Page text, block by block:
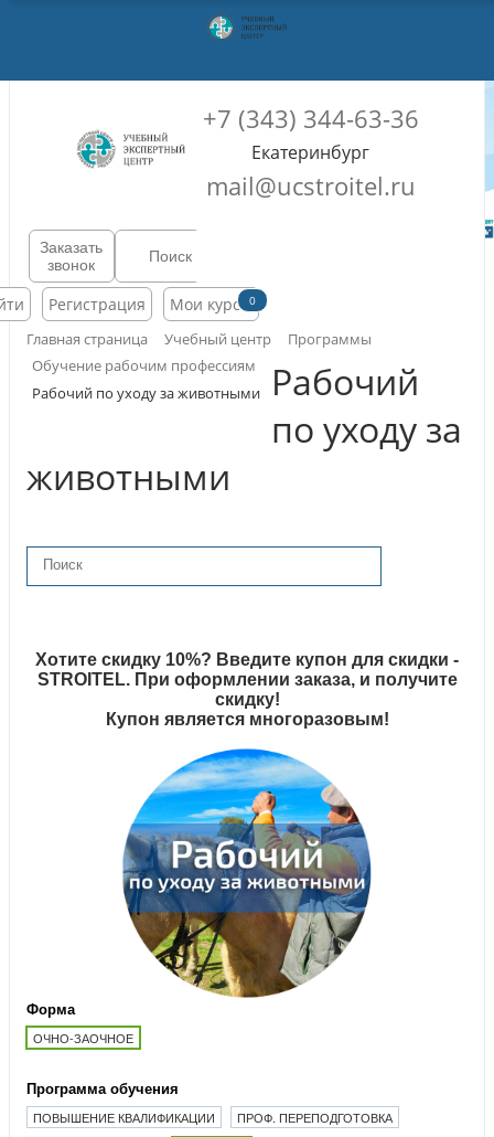
+7 (343) 344-63-36
Екатеринбург
mail@ucstroitel.ru
Заказать
звонок
Регистрация Мои курсы0
Главная страница Учебный центр
Программы
Обучение рабочим профессиям
Рабочий по уходу за животными
Рабочий
по уходу за
животными
Хотите скидку 10%? Введите купон для скидки -
STROITEL. При оформлении заказа, и получите
скидку!
Купон является многоразовым!
Форма
ОЧНО-ЗАОЧНОЕ
Программа обучения
ПОВЫШЕНИЕ КВАЛИФИКАЦИИ
ПРОФ. ПЕРЕПОДГОТОВКА